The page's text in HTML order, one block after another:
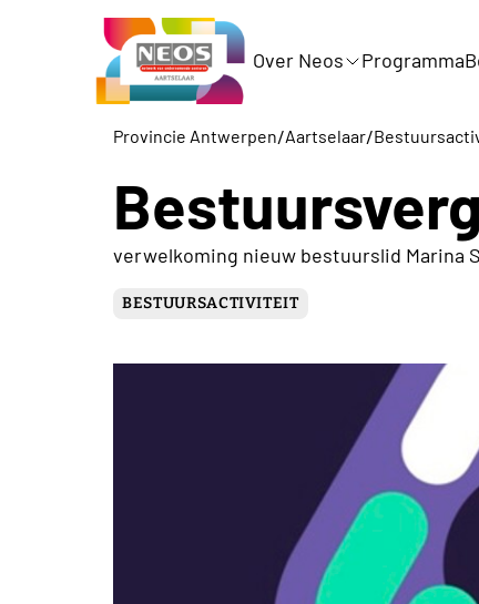
Over Neos Programma
Provincie Antwerpen/Aartselaar/
verwelkoming nieuw bestuurslid Marina
BESTUURSACTIVITEIT